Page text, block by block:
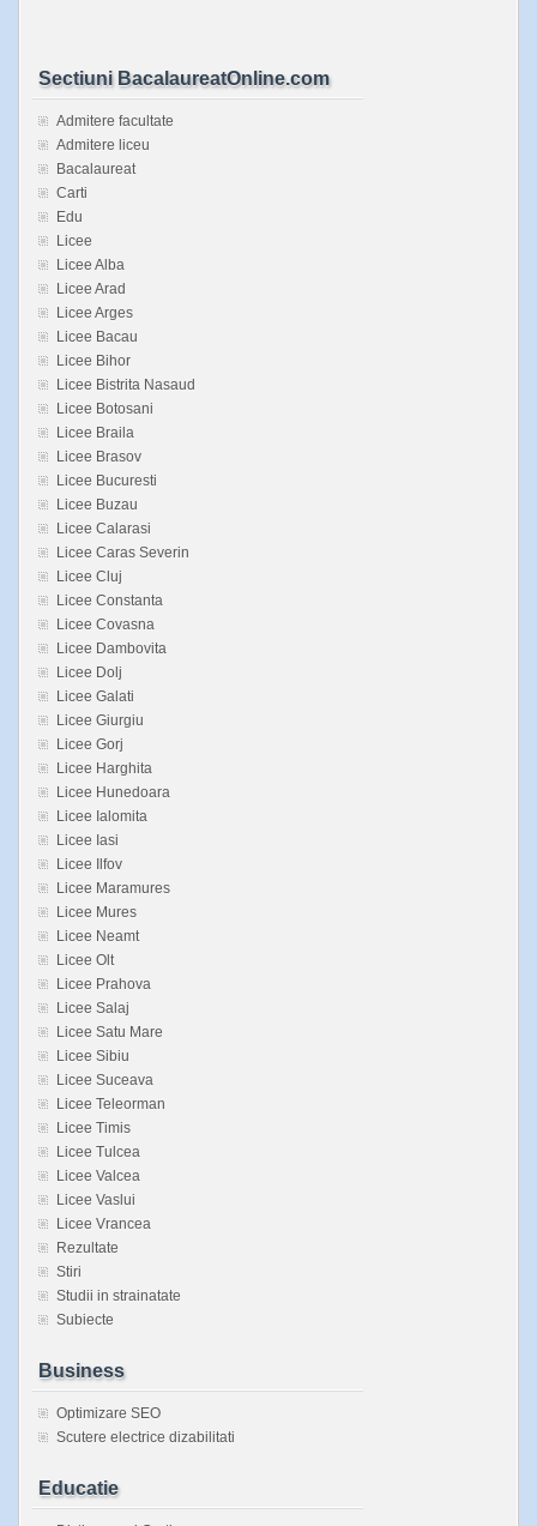
Sectiuni BacalaureatOnline.com
Admitere facultate
Admitere liceu
Bacalaureat
Carti
Edu
Licee
Licee Alba
Licee Arad
Licee Arges
Licee Bacau
Licee Bihor
Licee Bistrita Nasaud
Licee Botosani
Licee Braila
Licee Brasov
Licee Bucuresti
Licee Buzau
Licee Calarasi
Licee Caras Severin
Licee Cluj
Licee Constanta
Licee Covasna
Licee Dambovita
Licee Dolj
Licee Galati
Licee Giurgiu
Licee Gorj
Licee Harghita
Licee Hunedoara
Licee Ialomita
Licee Iasi
Licee Ilfov
Licee Maramures
Licee Mures
Licee Neamt
Licee Olt
Licee Prahova
Licee Salaj
Licee Satu Mare
Licee Sibiu
Licee Suceava
Licee Teleorman
Licee Timis
Licee Tulcea
Licee Valcea
Licee Vaslui
Licee Vrancea
Rezultate
Stiri
Studii in strainatate
Subiecte
Business
Optimizare SEO
Scutere electrice dizabilitati
Educatie